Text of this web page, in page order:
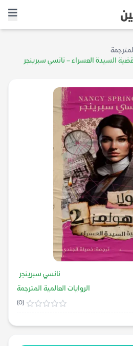
السيدة العسراء – نانسي سبرينجر
نانسي سبرينجر
الروايات العالمية المترجمة
(0)